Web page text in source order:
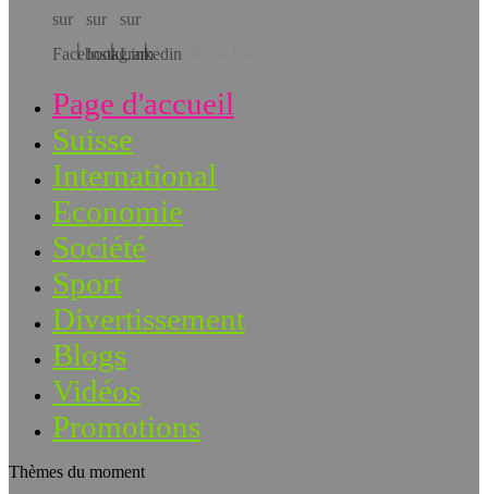
Téléchargez l’app!
Page d'accueil
Suisse
International
Economie
Société
Sport
Divertissement
Blogs
Vidéos
Promotions
Thèmes du moment